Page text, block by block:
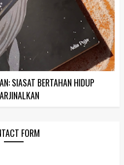
SIASAT BERTAHAN HIDUP
FORM